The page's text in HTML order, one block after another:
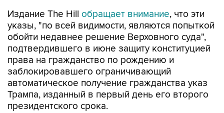
Издание The Hill обращает внимание, что эти
указы, "по всей видимости, являются попыткой
обойти недавнее решение Верховного суда",
подтвердившего в июне защиту конституцией
права на гражданство по рождению и
заблокировавшего ограничивающий
автоматическое получение гражданства указ
Трампа, изданный в первый день его второго
президентского срока.